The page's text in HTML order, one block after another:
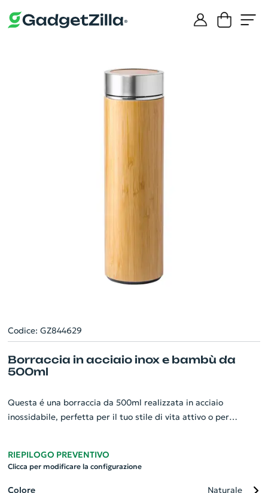
Codice: GZ844629
Borraccia in acciaio inox e bambù da
500ml
Questa é una borraccia da 500ml realizzata in acciaio
inossidabile, perfetta per il tuo stile di vita attivo o per
mantenere le tue bevande fresche per un periodo di tempo
scelta come regalo promozionale o incentivo per i tuoi
RIEPILOGO PREVENTIVO
Clicca per modificare la configurazione
Colore Naturale